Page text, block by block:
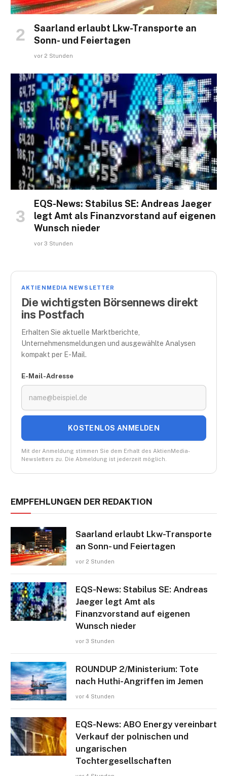
Saarland erlaubt Lkw-Transporte an
Sonn- und Feiertagen
vor 2 Stunden
EQS-News: Stabilus SE: Andreas Jaeger
legt Amt als Finanzvorstand auf eigenen
Wunsch nieder
vor 3 Stunden
AKTIENMEDIA NEWSLETTER
Die wichtigsten Börsennews direkt
ins Postfach
Erhalten Sie aktuelle Marktberichte,
Unternehmensmeldungen und ausgewählte Analysen
kompakt per E-Mail.
E-Mail-Adresse
KOSTENLOS ANMELDEN
Mit der Anmeldung stimmen Sie dem Erhalt des AktienMedia-
Newsletters zu. Die Abmeldung ist jederzeit möglich.
EMPFEHLUNGEN DER REDAKTION
Saarland erlaubt Lkw-Transporte
an Sonn- und Feiertagen
vor 2 Stunden
EQS-News: Stabilus SE: Andreas
Jaeger legt Amt als
Finanzvorstand auf eigenen
Wunsch nieder
vor 3 Stunden
ROUNDUP 2/Ministerium: Tote
nach Huthi-Angriffen im Jemen
vor 4 Stunden
EQS-News: ABO Energy vereinbart
Verkauf der polnischen und
ungarischen
Tochtergesellschaften